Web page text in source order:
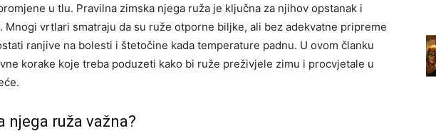
u tlu. Pravilna zimska njega ruža je ključna za njihov opstanak i
Mnogi vrtlari smatraju da su ruže otporne biljke, ali bez adekvatne pripreme
ranjive na bolesti i štetočine kada temperature padnu. U ovom članku
korake koje treba poduzeti kako bi ruže preživjele zimu i procvjetale u
njega ruža važna?